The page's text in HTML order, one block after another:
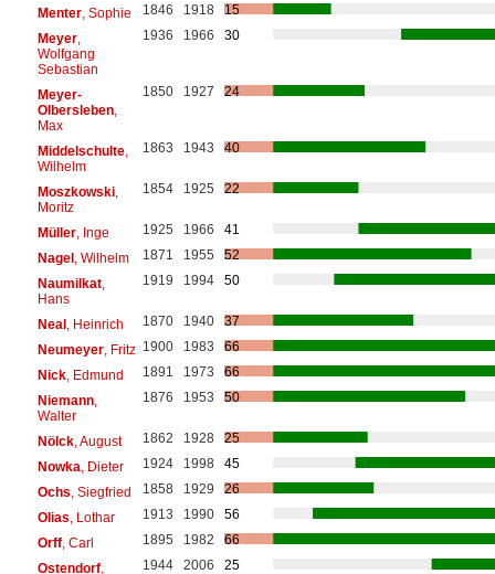
Menter, Sophie 1846 1918
15
Meyer,
Wolfgang
Sebastian
1936 1966 30
Meyer-
Olbersleben,
Max
1850 1927 24
Middelschulte,
Wilhelm
1863 1943 40
Moszkowski,
Moritz
1854 1925 22
Müller, Inge 1925 1966
41
Nagel, Wilhelm 1871 1955
52
Naumilkat,
Hans
1919 1994 50
Neal, Heinrich 1870 1940
37
Neumeyer, Fritz 1900 1983
66
Nick, Edmund 1891 1973
66
Niemann,
Walter
1876 1953 50
Nölck, August 1862 1928
25
Nowka , Dieter 1924 1998
45
Ochs , Siegfried 1858 1929
26
Olias , Lothar 1913 1990
56
Orff, Carl 1895 1982
66
Ostendorf,
1944 2006 25